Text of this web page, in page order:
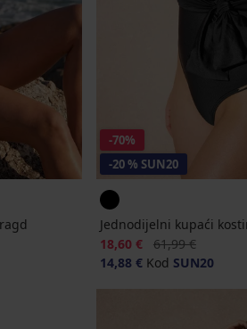
-70%
-20 % SUN20
Jednodijelni kupaći
Popust
18,60 € Prvobitna cijena
61,99 €
14,88 €Kod SUN20